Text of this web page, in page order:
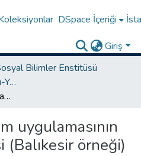
DSpace İçeriği
Giriş
Bilimler Enstitüsü
Sosyal Bilimler Enstitüsü-Yüksek Lisans Tezleri
Taşımalı ilköğretim uygulamasının değerlendirilmesi (Balıkesir örneği)
uygulamasının
örneği)